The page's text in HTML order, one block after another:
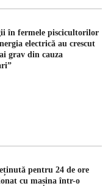
în fermele piscicultorilor
electrică au crescut
grav din cauza
pentru 24 de ore
cu mașina într-o